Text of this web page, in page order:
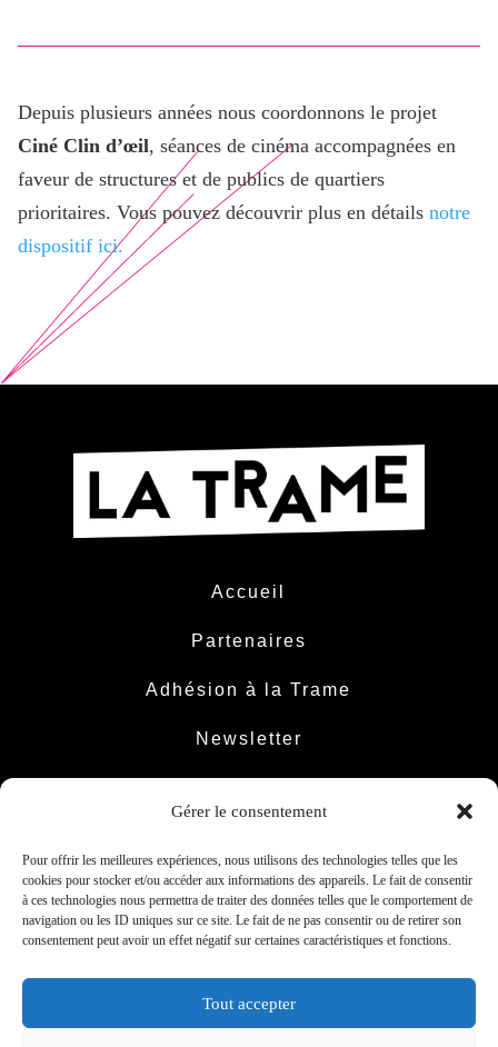
Gérer le consentement
Pour offrir les meilleures expériences, nous utilisons des technologies telles que les
cookies pour stocker et/ou accéder aux informations des appareils. Le fait de consentir
à ces technologies nous permettra de traiter des données telles que le comportement de
navigation ou les ID uniques sur ce site. Le fait de ne pas consentir ou de retirer son
consentement peut avoir un effet négatif sur certaines caractéristiques et fonctions.
Tout accepter
Depuis plusieurs années nous coordonnons le projet
Ciné Clin d’œil, séances de cinéma accompagnées en
faveur de structures et de publics de quartiers
prioritaires. Vous pouvez découvrir plus en détails notre
dispositif ici.
Accueil
Partenaires
Adhésion à la Trame
Newsletter
FacebookInstagramLinkedInYouTube
Mentions légales Politique de confidentialité